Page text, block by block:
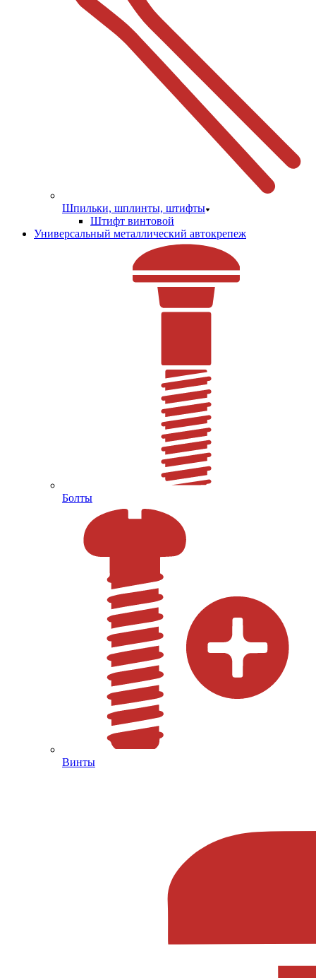
Шпильки, шплинты, штифты
Штифт винтовой
Универсальный металлический автокрепеж
Болты
Винты